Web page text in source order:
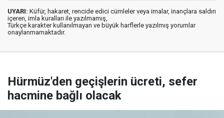
UYARI: Küfür, hakaret, rencide edici cümleler veya imalar, inançlara saldırı
içeren, imla kuralları ile yazılmamış,
Türkçe karakter kullanılmayan ve büyük harflerle yazılmış yorumlar
onaylanmamaktadır.
Hürmüz'den geçişlerin ücreti, sefer
hacmine bağlı olacak